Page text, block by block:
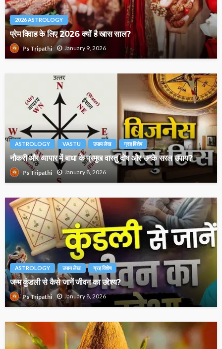
2026 ASTROLOGY
प्रेम विवाह के लिए 2026 क्यों है खास साल?
Ps Tripathi January 9, 2026
ASTROLOGY VASTU उपाय लेख ग्रह विशेष
नौकरी और व्यापार में बाधा के प्रमुख वास्तु दोष और उनके सरल उपाय?
Ps Tripathi January 8, 2026
ASTROLOGY उपाय लेख ग्रह विशेष
जन्म कुंडली से कैसे जानें जीवन का उद्देश्य?
Ps Tripathi January 8, 2026